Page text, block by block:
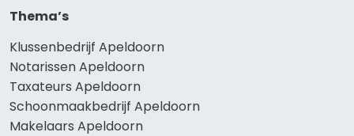
Thema’s
Klussenbedrijf Apeldoorn
Notarissen Apeldoorn
Taxateurs Apeldoorn
Schoonmaakbedrijf Apeldoorn
Makelaars Apeldoorn